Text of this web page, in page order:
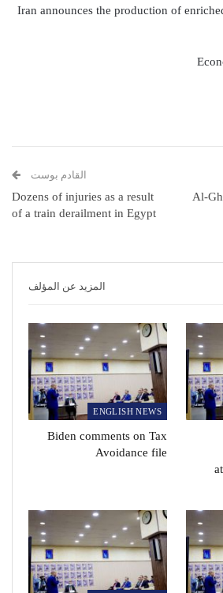
Iran announces the production of
Al-
القادم بوست
Dozens of injuries as a result
of a train derailment in Egypt
المزيد عن المؤلف
ENGLISH NEWS
Biden comments on Tax
Avoidance file